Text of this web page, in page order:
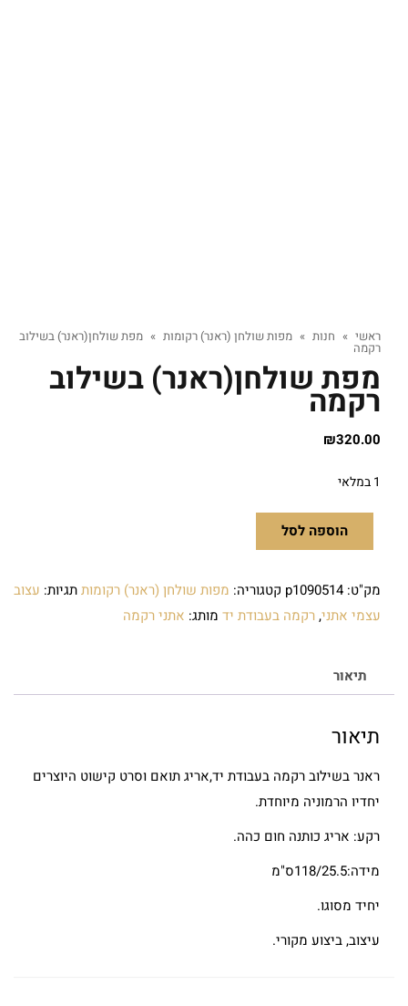
ראשי » חנות » מפות שולחן (ראנר) רקומות » מפת שולחן(ראנר) בשילוב
רקמה
מפת שולחן(ראנר) בשילוב
רקמה
₪320.00
1 במלאי
הוספה לסל
מק"ט: p1090514 קטגוריה: מפות שולחן (ראנר) רקומותתגיות: עצוב
עצמי אתני,רקמה בעבודת יד מותג: אתני רקמה
תיאור
תיאור
ראנר בשילוב רקמה בעבודת יד,אריג תואם וסרט קישוט היוצרים
יחדיו הרמוניה מיוחדת.
רקע: אריג כותנה חום כהה.
מידה:118/25.5ס"מ
יחיד מסוגו.
עיצוב, ביצוע מקורי.